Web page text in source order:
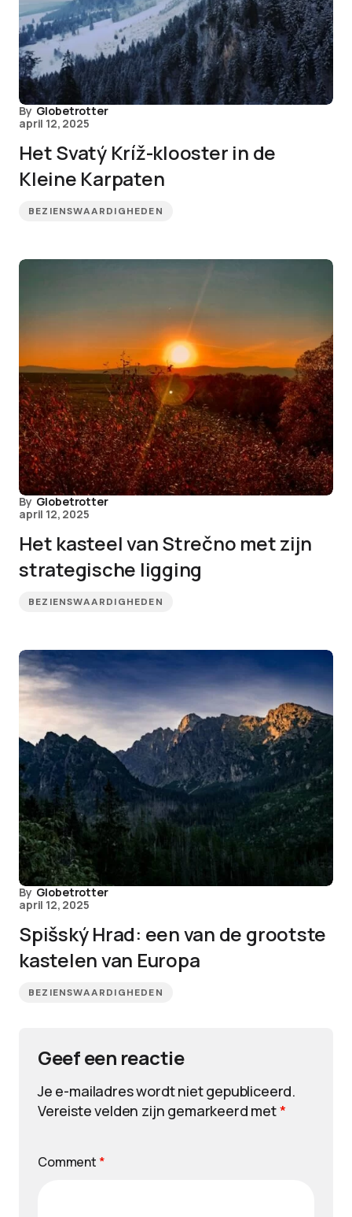
By Globetrotter
april 12, 2025
Het Svatý Kríž-klooster in de
Kleine Karpaten
BEZIENSWAARDIGHEDEN
By Globetrotter
april 12, 2025
Het kasteel van Strečno met zijn
strategische ligging
BEZIENSWAARDIGHEDEN
By Globetrotter
april 12, 2025
Spišský Hrad: een van de grootste
kastelen van Europa
BEZIENSWAARDIGHEDEN
Geef een reactie
Je e-mailadres wordt niet gepubliceerd.
Vereiste velden zijn gemarkeerd met*
Comment *